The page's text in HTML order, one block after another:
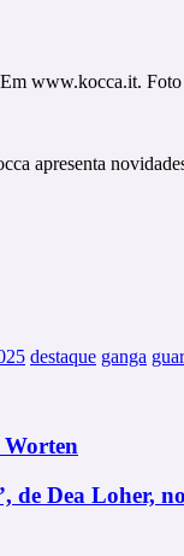
www.kocca.it. Foto
apresenta
destaque ganga
Worten
de Dea Loher,